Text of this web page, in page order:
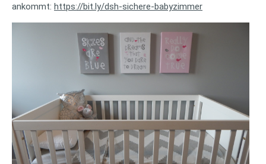
ankommt: https://bit.ly/dsh-sichere-babyzimmer